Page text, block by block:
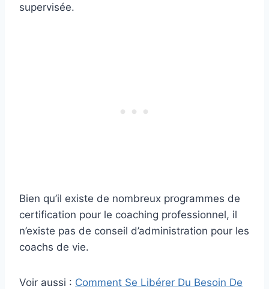
supervisée.
Bien qu’il existe de nombreux programmes de
certification pour le coaching professionnel, il
n’existe pas de conseil d’administration pour les
coachs de vie.
Voir aussi : Comment Se Libérer Du Besoin De